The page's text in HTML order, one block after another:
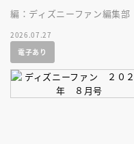
編：ディズニーファン編集部
2026.07.27
電子あり